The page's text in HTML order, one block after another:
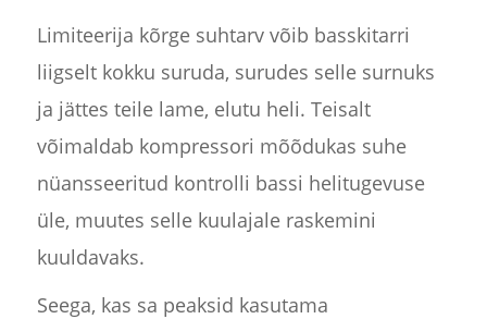
Limiteerija kõrge suhtarv võib basskitarri
liigselt kokku suruda, surudes selle surnuks
ja jättes teile lame, elutu heli. Teisalt
võimaldab kompressori mõõdukas suhe
nüansseeritud kontrolli bassi helitugevuse
üle, muutes selle kuulajale raskemini
kuuldavaks.
Seega, kas sa peaksid kasutama